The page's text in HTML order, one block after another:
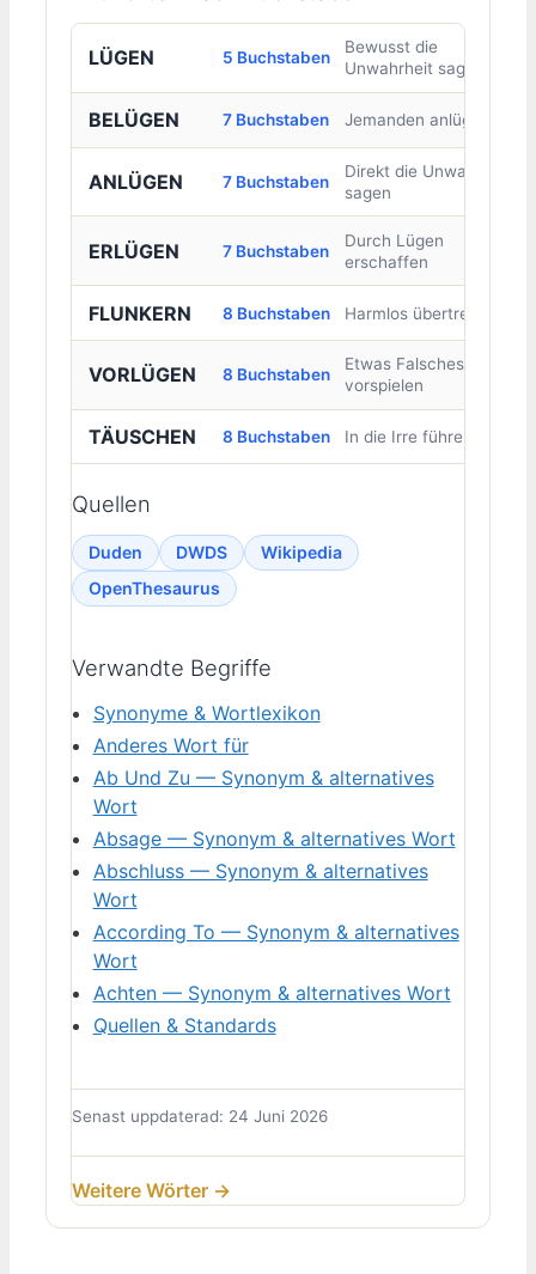
LÜGEN 5 Buchstaben
Bewusst die
Unwahrheit sagen
BELÜGEN 7 Buchstaben Jemanden anlügen
ANLÜGEN 7 Buchstaben
Direkt die Unwahrheit
sagen
ERLÜGEN 7 Buchstaben
Durch Lügen
erschaffen
FLUNKERN 8 Buchstaben Harmlos übertreiben
VORLÜGEN 8 Buchstaben
Etwas Falsches
vorspielen
TÄUSCHEN 8 Buchstaben In die Irre führen
Quellen
Duden DWDS
Wikipedia
OpenThesaurus
Verwandte Begriffe
Synonyme & Wortlexikon
Anderes Wort für
Ab Und Zu — Synonym & alternatives
Wort
Absage — Synonym & alternatives Wort
Abschluss — Synonym & alternatives
Wort
According To — Synonym & alternatives
Wort
Achten — Synonym & alternatives Wort
Quellen & Standards
Senast uppdaterad: 24 Juni 2026
Weitere Wörter →